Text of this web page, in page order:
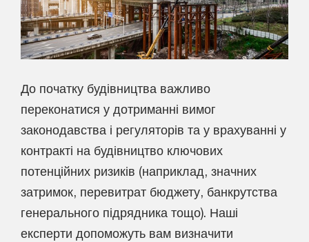
До початку будівництва важливо
переконатися у дотриманні вимог
законодавства і регуляторів та у врахуванні у
контракті на будівництво ключових
потенційних ризиків (наприклад, значних
затримок, перевитрат бюджету, банкрутства
генерального підрядника тощо). Наші
експерти допоможуть вам визначити